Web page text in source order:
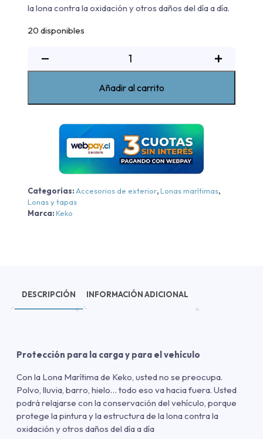
la lona contra la oxidación y otros daños del día a día.
20 disponibles
−
2023
cantidad
+
Añadir al carrito
Categorías:Accesorios de exterior,Lonas marítimas,
Lonas y tapas
Marca:Keko
DESCRIPCIÓN INFORMACIÓN ADICIONAL
Protección para la carga y para el vehículo
Con la Lona Marítima de Keko, usted no se preocupa.
Polvo, lluvia, barro, hielo… todo eso va hacia fuera. Usted
podrá relajarse con la conservación del vehículo, porque
protege la pintura y la estructura de la lona contra la
oxidación y otros daños del día a día